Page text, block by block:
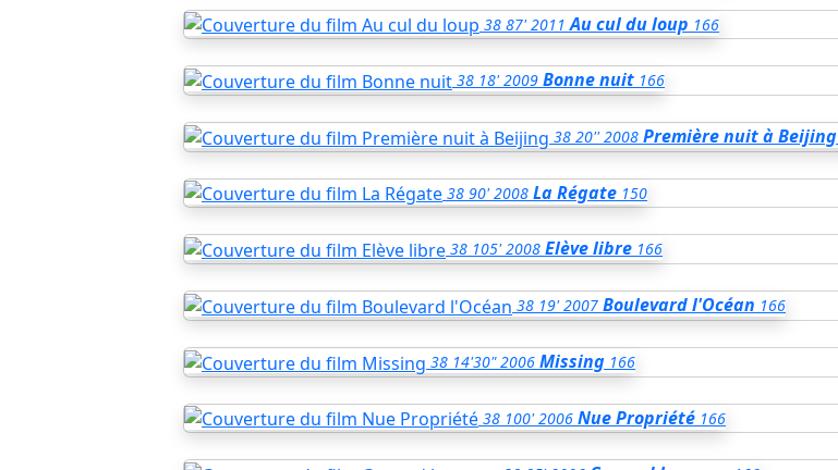
38 87' 2011 Au cul du loup 166
38 18' 2009 Bonne nuit 166
38 20'' 2008 Première nuit à Beijing
38 90' 2008 La Régate 150
38 105' 2008 Elève libre 166
38 19' 2007 Boulevard l'Océan 166
38 14'30" 2006 Missing 166
38 100' 2006 Nue Propriété 166